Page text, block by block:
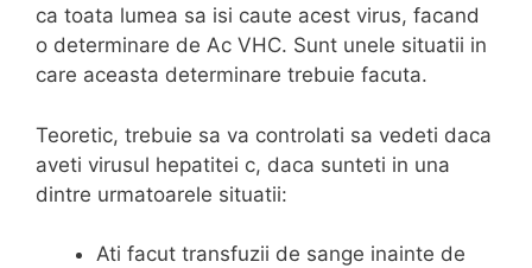
ca toata lumea sa isi caute acest virus, facand
o determinare de Ac VHC. Sunt unele situatii in
care aceasta determinare trebuie facuta.
Teoretic, trebuie sa va controlati sa vedeti daca
aveti virusul hepatitei c, daca sunteti in una
dintre urmatoarele situatii:
Ati facut transfuzii de sange inainte de